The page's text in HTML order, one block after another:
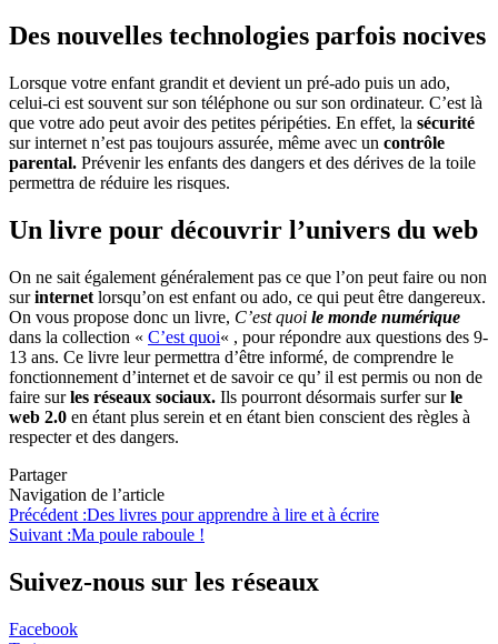
Des nouvelles technologies parfois nocives
Lorsque votre enfant grandit et devient un pré-ado puis un ado,
celui-ci est souvent sur son téléphone ou sur son ordinateur. C’est là
que votre ado peut avoir des petites péripéties. En effet, la sécurité
sur internet n’est pas toujours assurée, même avec un contrôle
parental. Prévenir les enfants des dangers et des dérives de la toile
permettra de réduire les risques.
Un livre pour découvrir l’univers du web
On ne sait également généralement pas ce que l’on peut faire ou non
surinternet lorsqu’on est enfant ou ado, ce qui peut être dangereux.
On vous propose donc un livre, C’est quoi le monde numérique
dans la collection « C’est quoi« , pour répondre aux questions des 9-
13 ans. Ce livre leur permettra d’être informé, de comprendre le
fonctionnement d’internet et de savoir ce qu’ il est permis ou non de
faire surles réseaux sociaux. Ils pourront désormais surfer surle
web 2.0 en étant plus serein et en étant bien conscient des règles à
respecter et des dangers.
Partager
Navigation de l’article
Précédent :Des livres pour apprendre à lire et à écrire
Suivant :Ma poule raboule !
Suivez-nous sur les réseaux
Facebook